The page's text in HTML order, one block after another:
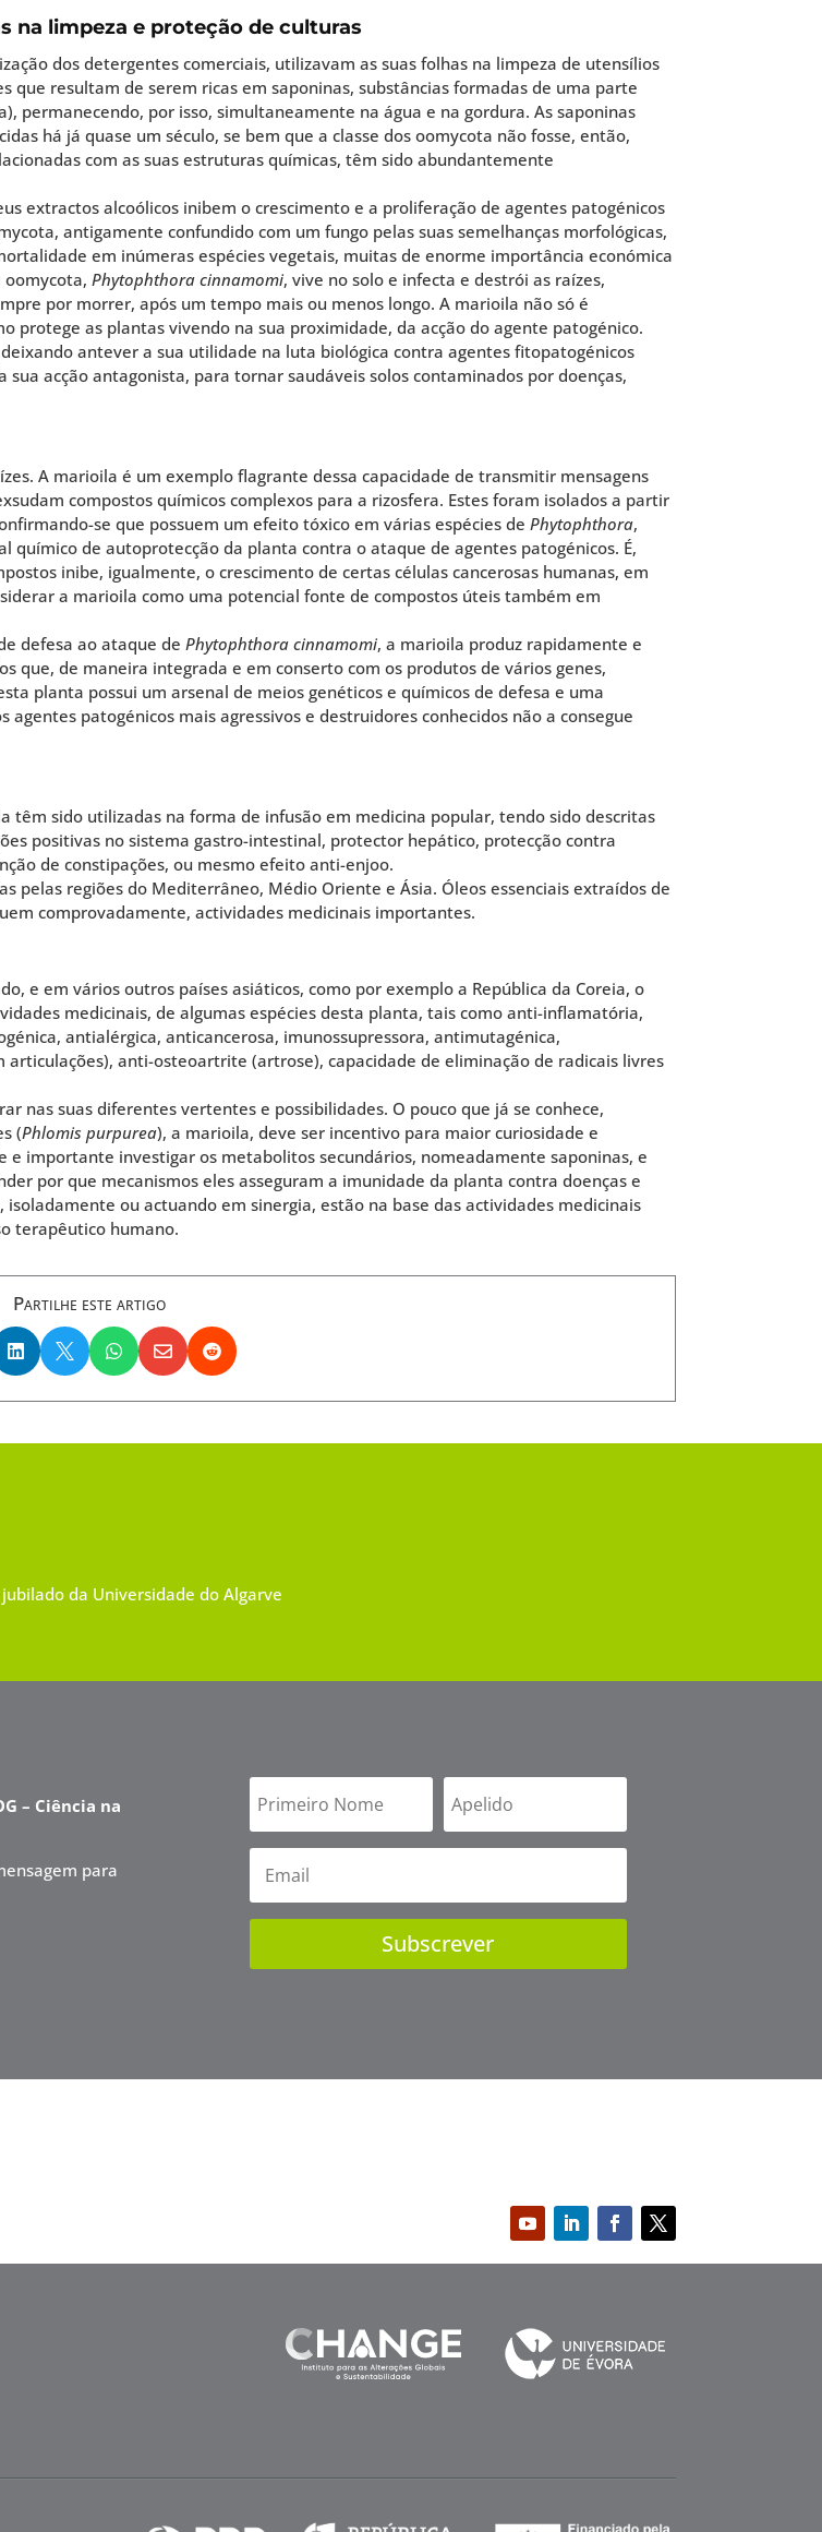
na limpeza e proteção de culturas
dos detergentes comerciais, utilizavam as suas folhas na limpeza de utensílios
que resultam de serem ricas em saponinas, substâncias formadas de uma parte
permanecendo, por isso, simultaneamente na água e na gordura. As saponinas
há já quase um século, se bem que a classe dos oomycota não fosse, então,
com as suas estruturas químicas, têm sido abundantemente
extractos alcoólicos inibem o crescimento e a proliferação de agentes patogénicos
antigamente confundido com um fungo pelas suas semelhanças morfológicas,
em inúmeras espécies vegetais, muitas de enorme importância económica
oomycota,Phytophthora cinnamomi, vive no solo e infecta e destrói as raízes,
por morrer, após um tempo mais ou menos longo. A marioila não só é
protege as plantas vivendo na sua proximidade, da acção do agente patogénico.
antever a sua utilidade na luta biológica contra agentes fitopatogénicos
acção antagonista, para tornar saudáveis solos contaminados por doenças,
A marioila é um exemplo flagrante dessa capacidade de transmitir mensagens
compostos químicos complexos para a rizosfera. Estes foram isolados a partir
se que possuem um efeito tóxico em várias espécies dePhytophthora,
químico de autoprotecção da planta contra o ataque de agentes patogénicos. É,
inibe, igualmente, o crescimento de certas células cancerosas humanas, em
a marioila como uma potencial fonte de compostos úteis também em
defesa ao ataque dePhytophthora cinnamomi, a marioila produz rapidamente e
que, de maneira integrada e em conserto com os produtos de vários genes,
planta possui um arsenal de meios genéticos e químicos de defesa e uma
patogénicos mais agressivos e destruidores conhecidos não a consegue
têm sido utilizadas na forma de infusão em medicina popular, tendo sido descritas
positivas no sistema gastro-intestinal, protector hepático, protecção contra
de constipações, ou mesmo efeito anti-enjoo.
pelas regiões do Mediterrâneo, Médio Oriente e Ásia. Óleos essenciais extraídos de
comprovadamente, actividades medicinais importantes.
e em vários outros países asiáticos, como por exemplo a República da Coreia, o
medicinais, de algumas espécies desta planta, tais como anti-inflamatória,
antialérgica, anticancerosa, imunossupressora, antimutagénica,
anti-osteoartrite (artrose), capacidade de eliminação de radicais livres
nas suas diferentes vertentes e possibilidades. O pouco que já se conhece,
(Phlomis purpurea), a marioila, deve ser incentivo para maior curiosidade e
importante investigar os metabolitos secundários, nomeadamente saponinas, e
por que mecanismos eles asseguram a imunidade da planta contra doenças e
ou actuando em sinergia, estão na base das actividades medicinais
terapêutico humano.
Partilhe este artigo
    
da Universidade do Algarve
– Ciência na
para
Subscrever